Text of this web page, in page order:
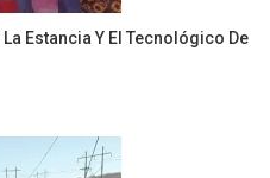
Estancia Y El Tecnológico De